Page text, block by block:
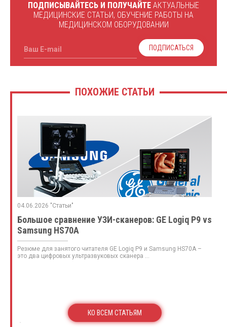
ПОДПИСЫВАЙТЕСЬ И ПОЛУЧАЙТЕ АКТУАЛЬНЫЕ
МЕДИЦИНСКИЕ СТАТЬИ, ОБУЧЕНИЕ РАБОТЫ НА
МЕДИЦИНСКОМ ОБОРУДОВАНИИ
Ваш E-mail ПОДПИСАТЬСЯ
ПОХОЖИЕ СТАТЬИ
04.06.2026 "Статьи"
Большое сравнение УЗИ-сканеров: GE Logiq P9 vs
Samsung HS70A
Резюме для занятого читателя GE Logiq P9 и Samsung HS70A –
это два цифровых ультразвуковых сканера ...
КО ВСЕМ СТАТЬЯМ